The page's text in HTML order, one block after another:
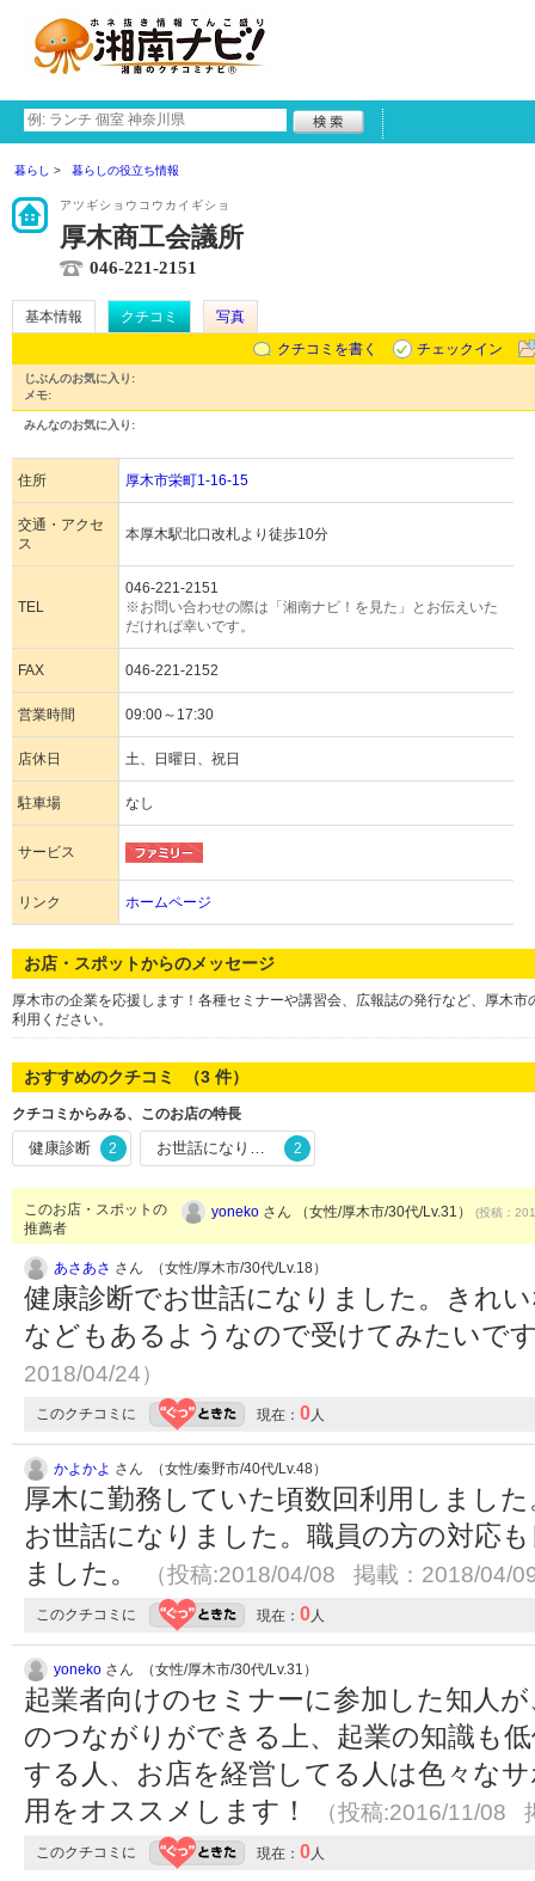
暮らし 暮らしの役立ち情報
アツギショウコウカイギショ
厚木商工会議所
046-221-2151
基本情報 クチコミ
写真
クチコミを書く
チェックイン
じぶんのお気に入り:
メモ:
みんなのお気に入り:
住所 厚木市栄町1-16-15
交通・アクセ
ス
本厚木駅北口改札より徒歩10分
TEL
046-221-2151
※お問い合わせの際は「湘南ナビ！を見た」とお伝えいた
だければ幸いです。
FAX 046-221-2152
営業時間 09:00～17:30
店休日 土、日曜日、祝日
駐車場 なし
サービス
リンク ホームページ
お店・スポットからのメッセージ
厚木市の企業を応援します！各種セミナーや講習会、広報誌の発行など、厚木
利用ください。
おすすめのクチコミ （3 件）
クチコミからみる、このお店の特長
健康診断 2 お世話になりました 2
このお店・スポットの
推薦者
yoneko さん （女性/厚木市/30代/Lv.31） (投稿：
あさあさ さん （女性/厚木市/30代/Lv.18）
健康診断でお世話になりました。きれ
などもあるようなので受けてみたいで
2018/04/24）
このクチコミに 現在： 0 人
かよかよ さん （女性/秦野市/40代/Lv.48）
厚木に勤務していた頃数回利用しまし
お世話になりました。職員の方の対応
ました。
（投稿:2018/04/08 掲載：2018/04/
このクチコミに 現在： 0 人
yoneko さん （女性/厚木市/30代/Lv.31）
起業者向けのセミナーに参加した知人
のつながりができる上、起業の知識も
する人、お店を経営してる人は色々な
用をオススメします！
（投稿:2016/11/08
このクチコミに 現在： 0 人